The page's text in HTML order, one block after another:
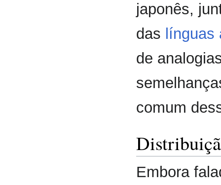
japonês,
das línguas
de
comum
Embora